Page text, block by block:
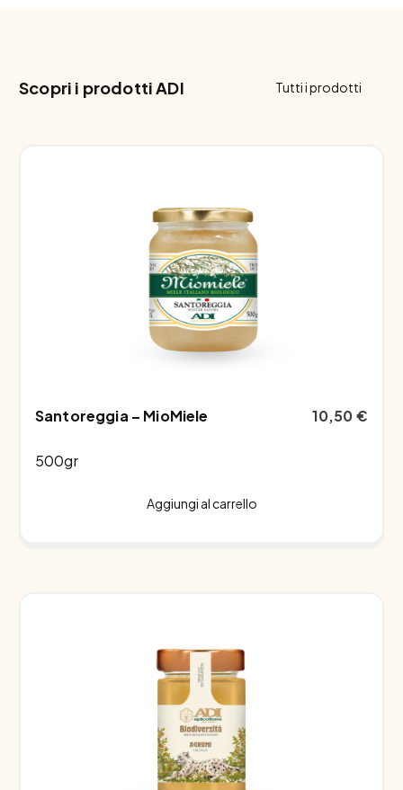
Scopri i prodotti ADI Tutti i prodotti
Santoreggia – MioMiele
500gr
10,50€
Aggiungi al carrello